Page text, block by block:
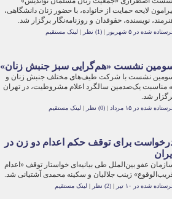
لايحه حمايت از خانواده، با حضور زنان دانشگاهی،
نويسنده، حقوقدان و روزنامه‌نگار برگزار شد.
شده در ۵ شهریور |(1) نظر | لینک مستقیم
نشست «هم‌گرايی سبز جنبش زنان»
نشست با شرکت طيف‌های مختلف جنبش زنان و
مناسبت يک‌صدمين سالگرد اعلام مشروطيت، در تهران
شد.
شده در ۱۵ مرداد |(0) نظر | لینک مستقیم
برای توقف حکم اعدام دو زن در
ایران
عفو بین‌الملل طی بیانیه‌ای خواستار توقف «اعدام
زینب جلالیان و سکینه محمدی آشتیانی شد.
شده در ۱۰ تیر |(2) نظر | لینک مستقیم